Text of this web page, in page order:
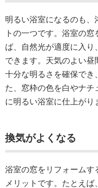
明るい浴室になるのも、
トの一つです。浴室の
ば、自然光が適度に入り
できます。天気のよい昼
十分な明るさを確保でき
た、窓枠の色を白やナチ
に明るい浴室に仕上がり
換気がよくなる
浴室の窓をリフォームす
メリットです。たとえ